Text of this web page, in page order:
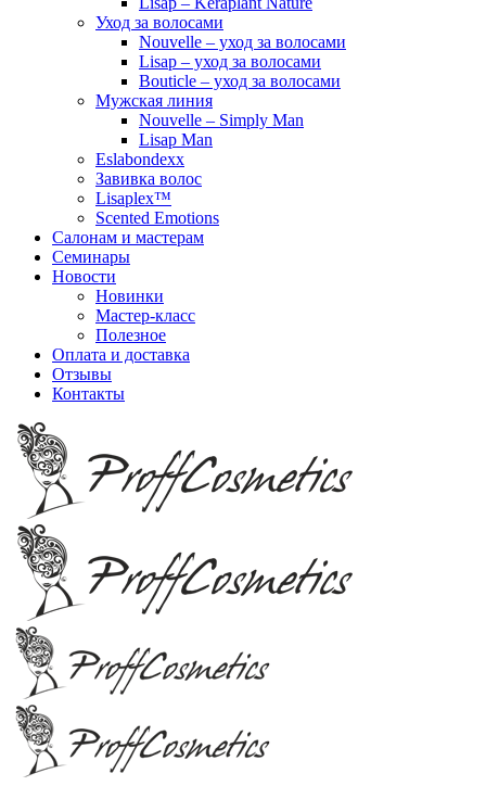
Уход за волосами
Nouvelle – уход за волосами
Lisap – уход за волосами
Bouticle – уход за волосами
Мужская линия
Nouvelle – Simply Man
Lisap Man
Eslabondexx
Завивка волос
Lisaplex™
Scented Emotions
Салонам и мастерам
Семинары
Новости
Новинки
Мастер-класс
Полезное
Оплата и доставка
Отзывы
Контакты